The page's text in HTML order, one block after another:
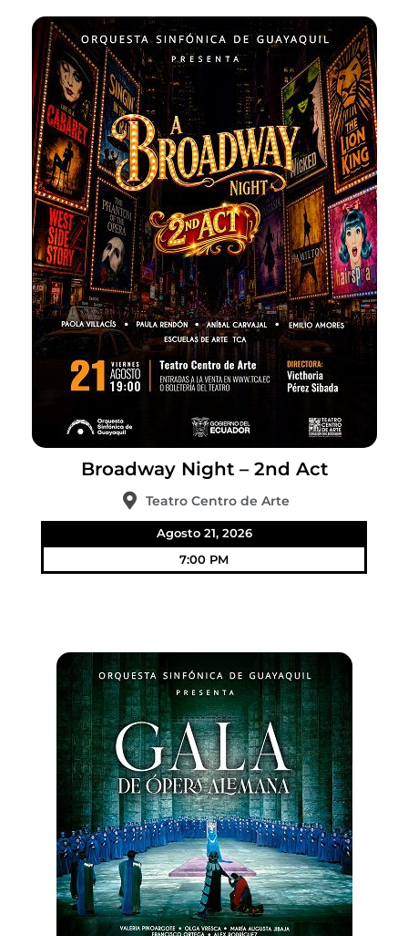
Broadway Night – 2nd Act
Teatro Centro de Arte
Agosto 21, 2026
7:00 PM